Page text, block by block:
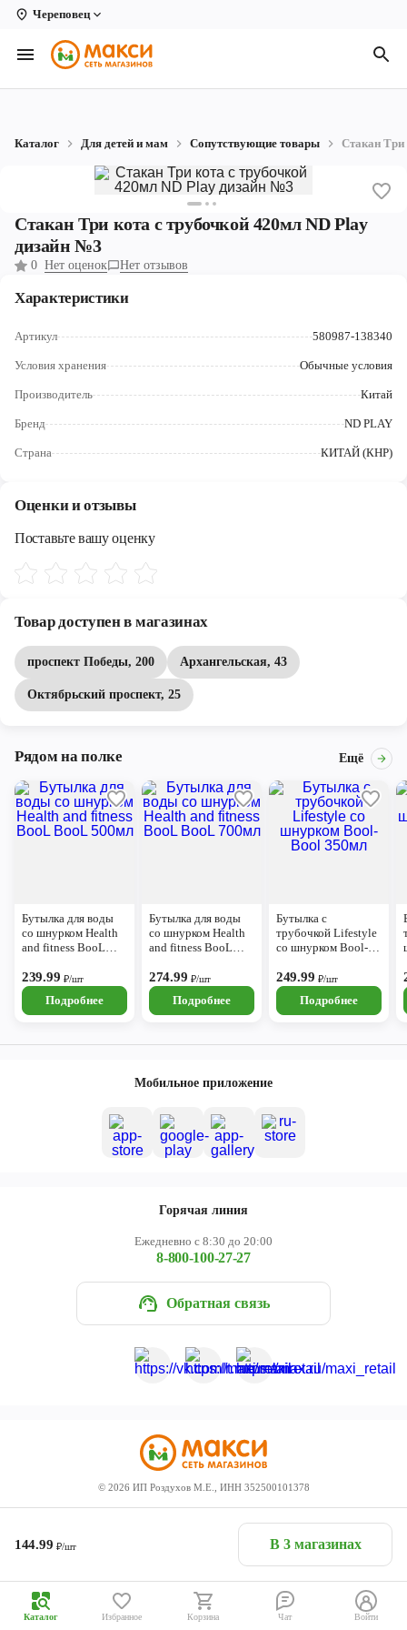
Череповец
Вологда
Архангельск
Коряжма
Котлас
Новодвинск
Рыбинск
Ярославль
Каталог Для детей и мам Сопутствующие товары Стакан Три
Стакан Три кота с трубочкой 420мл ND Play
дизайн №3
0 Нет оценок Нет отзывов
144.99 ₽/шт В 3 магазинах
Характеристики
Артикул 580987-138340
Условия хранения Обычные условия
Производитель Китай
Бренд ND PLAY
Страна КИТАЙ (КНР)
Оценки и отзывы
Поставьте вашу оценку
Товар доступен в магазинах
проспект Победы, 200 Архангельская, 43
Октябрьский проспект, 25
Рядом на полке Ещё
Бутылка для воды
со шнурком Health
and fitness BooL
239.99 ₽/шт
Подробнее
Бутылка для воды
со шнурком Health
and fitness BooL
274.99 ₽/шт
Подробнее
Бутылка с
трубочкой Lifestyle
со шнурком Bool-
249.99 ₽/шт
Подробнее
Мобильное приложение
Горячая линия
Ежедневно с 8:30 до 20:00
8-800-100-27-27
Обратная связь
© 2026 ИП Роздухов М.Е., ИНН 352500101378
Каталог Избранное Корзина Чат Войти